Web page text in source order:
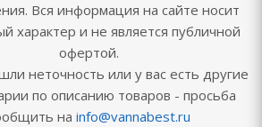
Вся информация на сайте носит
характер и не является публичной
офертой.
неточность или у вас есть другие
по описанию товаров - просьба
на info@vannabest.ru